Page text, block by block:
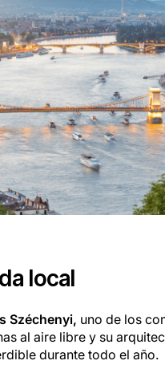
local
Széchenyi, uno de los
al aire libre y su
durante todo el año.